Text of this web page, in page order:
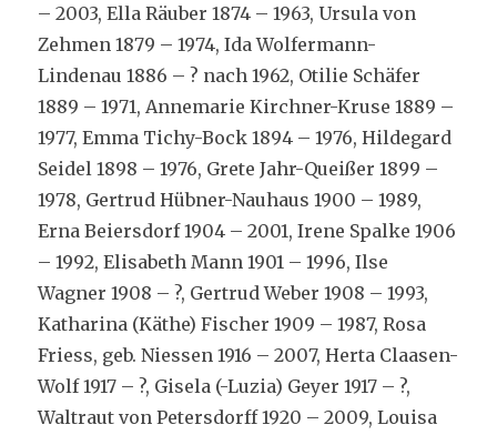
– 2003, Ella Räuber 1874 – 1963, Ursula von
Zehmen 1879 – 1974, Ida Wolfermann-
Lindenau 1886 – ? nach 1962, Otilie Schäfer
1889 – 1971, Annemarie Kirchner-Kruse 1889 –
1977, Emma Tichy-Bock 1894 – 1976, Hildegard
Seidel 1898 – 1976, Grete Jahr-Queißer 1899 –
1978, Gertrud Hübner-Nauhaus 1900 – 1989,
Erna Beiersdorf 1904 – 2001, Irene Spalke 1906
– 1992, Elisabeth Mann 1901 – 1996, Ilse
Wagner 1908 – ?, Gertrud Weber 1908 – 1993,
Katharina (Käthe) Fischer 1909 – 1987, Rosa
Friess, geb. Niessen 1916 – 2007, Herta Claasen-
Wolf 1917 – ?, Gisela (-Luzia) Geyer 1917 – ?,
Waltraut von Petersdorff 1920 – 2009, Louisa